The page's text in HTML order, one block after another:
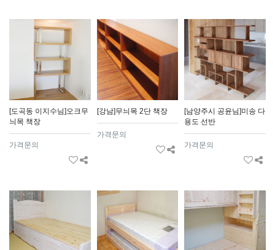
[도곡동 이지수님]오크무
늬목 책장
가격문의
[강남]무늬목 2단 책장
가격문의
[남양주시 공윤님]미송 다
용도 선반
가격문의